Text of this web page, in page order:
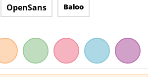
OpenSans Baloo